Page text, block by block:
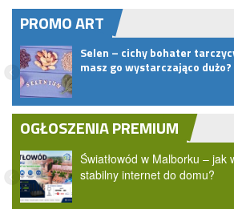
PROMO ART
Selen – cichy bohater
masz go wystarczająco dużo?
OGŁOSZENIA PREMIUM
Światłowód w Malborku – jak
stabilny internet do domu?